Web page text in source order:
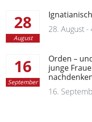
28
August
28. August
16
September
Orden –
junge
16.